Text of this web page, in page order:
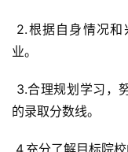
业。
的录取分数线。